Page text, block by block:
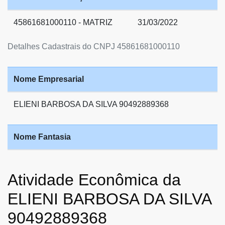
Detalhes Cadastrais do CNPJ 45861681000110
45861681000110 - MATRIZ 31/03/2022
Nome Empresarial
ELIENI BARBOSA DA SILVA 90492889368
Nome Fantasia
Atividade Econômica da
ELIENI BARBOSA DA SILVA
90492889368